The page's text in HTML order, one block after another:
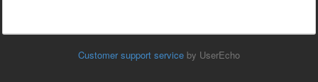
Customer support service by UserEcho